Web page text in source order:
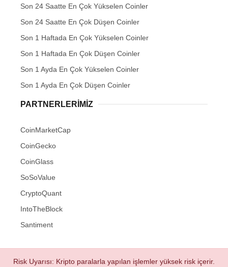
Son 24 Saatte En Çok Yükselen Coinler
Son 24 Saatte En Çok Düşen Coinler
Son 1 Haftada En Çok Yükselen Coinler
Son 1 Haftada En Çok Düşen Coinler
Son 1 Ayda En Çok Yükselen Coinler
Son 1 Ayda En Çok Düşen Coinler
PARTNERLERIMIZ
CoinMarketCap
CoinGecko
CoinGlass
SoSoValue
CryptoQuant
IntoTheBlock
Santiment
Risk Uyarısı: Kripto paralarla yapılan işlemler yüksek risk içerir.